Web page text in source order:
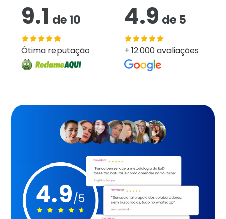
9.1 de10
Ótima reputação
4.9 de 5
+ 12.000 avaliações